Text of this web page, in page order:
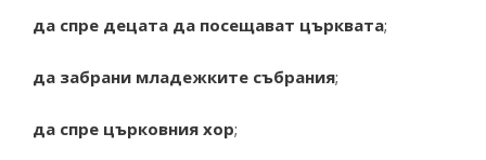
да спре децата да посещават църквата;
да забрани младежките събрания;
да спре църковния хор;